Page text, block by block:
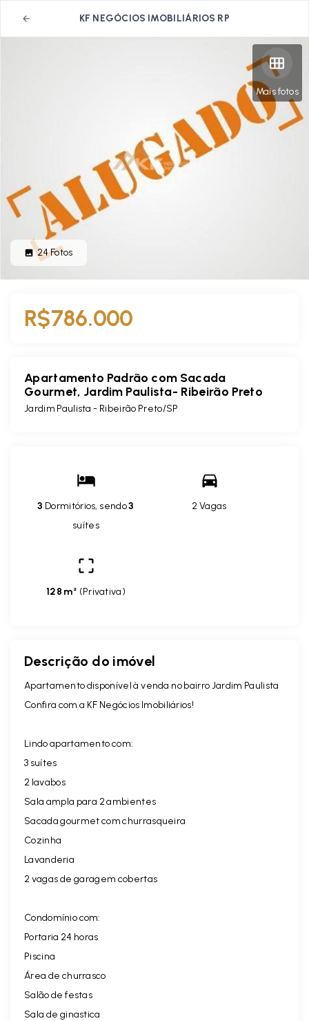
KF NEGÓCIOS IMOBILIÁRIOS RP
Mais fotos
24Fotos
R$786.000
Apartamento Padrão com Sacada
Gourmet, Jardim Paulista- Ribeirão Preto
Jardim Paulista - Ribeirão Preto/SP
3 Dormitórios, sendo3
suítes
2 Vagas
128 m² (Privativa)
Descrição do imóvel
Apartamento disponível à venda no bairro Jardim Paulista
Confira com a KF Negócios Imobiliários!
Lindo apartamento com:
3 suítes
2 lavabos
Sala ampla para 2 ambientes
Sacada gourmet com churrasqueira
Cozinha
Lavanderia
2 vagas de garagem cobertas
Condomínio com:
Portaria 24 horas
Piscina
Área de churrasco
Salão de festas
Sala de ginastica